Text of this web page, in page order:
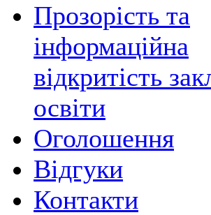
Прозорість та
інформаційна
відкритість
освіти
Оголошення
Відгуки
Контакти